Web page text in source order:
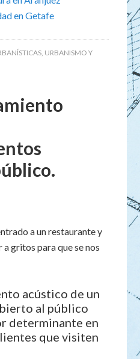
en Getafe
, URBANISMO Y
a un restaurante y
gritos para que se nos
acústico de un
al público
determinante en
que visiten